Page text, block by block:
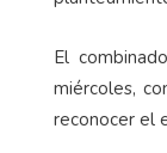
El
miércoles,
reconocer el